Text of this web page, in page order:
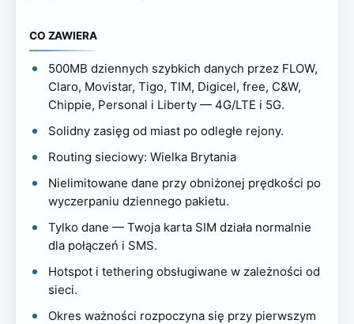
CO ZAWIERA
500MB dziennych szybkich danych przez FLOW,
Claro, Movistar, Tigo, TIM, Digicel, free, C&W,
Chippie, Personal i Liberty — 4G/LTE i 5G.
Solidny zasięg od miast po odległe rejony.
Routing sieciowy: Wielka Brytania
Nielimitowane dane przy obniżonej prędkości po
wyczerpaniu dziennego pakietu.
Tylko dane — Twoja karta SIM działa normalnie
dla połączeń i SMS.
Hotspot i tethering obsługiwane w zależności od
sieci.
Okres ważności rozpoczyna się przy pierwszym